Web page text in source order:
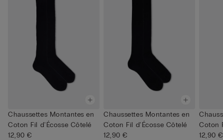
Chaussettes Montantes en
Coton Fil d'Écosse Côtelé
12,90 €
Chaussettes Montantes en
Coton Fil d'Écosse Côtelé
12,90 €
Coton
12,90 €